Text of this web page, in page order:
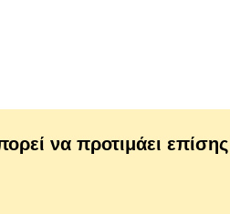
να προτιμάει επίσης